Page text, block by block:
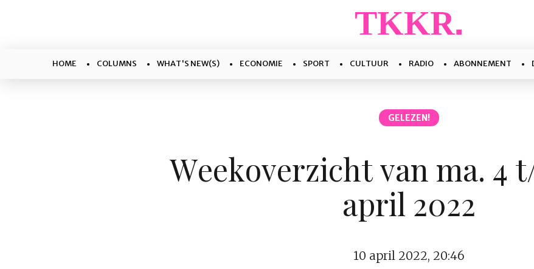
HOME COLUMNS WHAT'S NEW(S) ECONOMIE SPORT CULTUUR RADIO ABONNEMENT
GELEZEN!
Weekoverzicht van ma. 4
april 2022
10 april 2022, 20:46